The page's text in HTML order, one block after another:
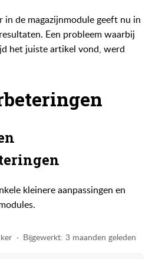
de magazijnmodule geeft nu in
Een probleem waarbij
het juiste artikel vond, werd
kleinere aanpassingen en
Bijgewerkt: 3 maanden geleden